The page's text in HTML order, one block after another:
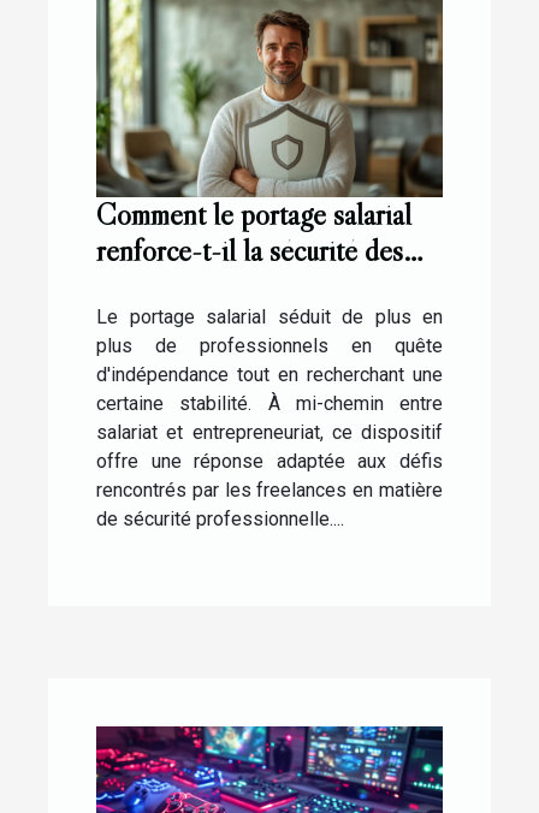
Comment le portage salarial
renforce-t-il la sécurité des
Le portage salarial séduit de plus en
plus de professionnels en quête
d'indépendance tout en recherchant une
certaine stabilité. À mi-chemin entre
salariat et entrepreneuriat, ce dispositif
offre une réponse adaptée aux défis
rencontrés par les freelances en matière
de sécurité professionnelle....